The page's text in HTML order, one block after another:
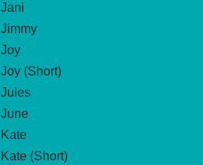
Jani
Jimmy
Joy
Joy (Short)
Jules
June
Kate
Kate (Short)